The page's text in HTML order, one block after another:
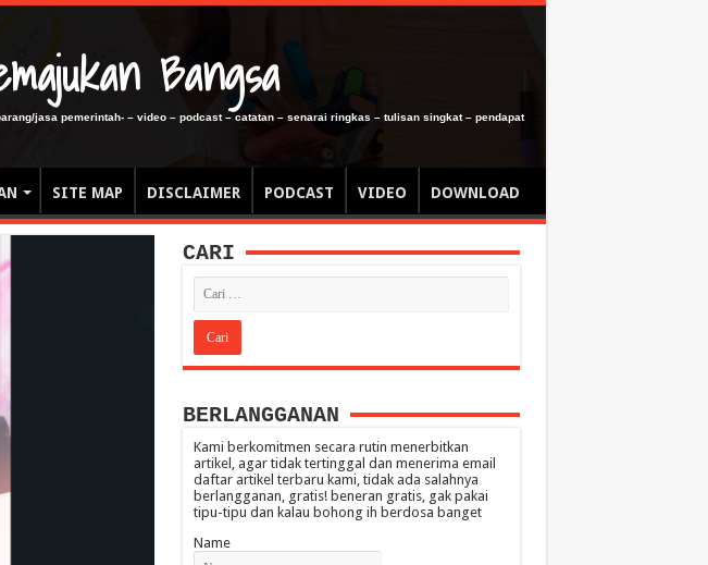
Bangsa
jasa pemerintah- – video – podcast – catatan – senarai ringkas – tulisan singkat – pendapat
SITE MAP DISCLAIMER PODCAST VIDEO DOWNLOAD
CARI
BERLANGGANAN
Kami berkomitmen secara rutin menerbitkan
artikel, agar tidak tertinggal dan menerima email
daftar artikel terbaru kami, tidak ada salahnya
berlangganan, gratis! beneran gratis, gak pakai
tipu-tipu dan kalau bohong ih berdosa banget
Name